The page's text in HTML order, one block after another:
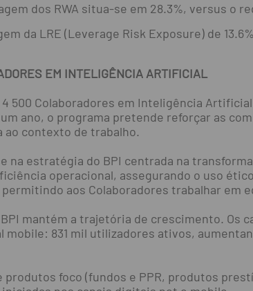
dos RWA situa-se em 28.3%, versus o
da LRE (Leverage Risk Exposure) de
EM INTELIGÊNCIA ARTIFICIAL
500 Colaboradores em Inteligência
ano, o programa pretende reforçar as
ao contexto de trabalho.
na estratégia do BPI centrada na
operacional, assegurando o uso
aos Colaboradores trabalhar em
mantém a trajetória de crescimento.
mobile: 831 mil utilizadores ativos,
produtos foco (fundos e PPR, produtos